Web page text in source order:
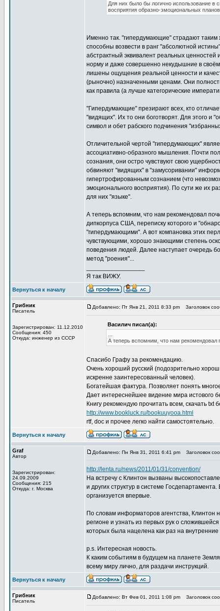
Для них было бы логично использование в
восприятия образно-эмоциональных
Именно так. "гипердумающие" страдают
способны возвести в ранг "абсолютной
абстрактный эквивалент реальных ценностей
норму и даже совершенно некудышние в
лишены ощущения реальной ценности и
(рыночно) назначенными ценами. Они
как правила (а лучше категорические
"Гипердумающие" презирают всех, кто
"видящих". Их то они боготворят. Для этого и
символ и обет рабского подчинения
Отличительной чертой "гипердумающих"
ассоциативно-образного мышления. Почти
сознания, они остро чувствуют свою
обвиняют "видящих" в "замусоривании"
гипертрофированным сознанием (что
эмоционального восприятия). По сути же их
для них "языке".
А теперь вспомним, что нам рекомендовал
дипкорпуса США, переписку которого и
"гипердумающими". А вот компановка этих
чувствующими, хорошо знающими степень
поведения людей. Далее наступает очередь
метод "роения"...
Я так ВИЖУ.
Вернуться к началу
Грибник
Писатель
Зарегистрирован: 11.12.2010
Сообщения: 450
Откуда: инженер из СССР
Добавлено: Пт Янв 21, 2011 8:33 pm Заголовок
Василич писал(а):
А теперь вспомним, что нам
Спасибо Графу за рекомендацию.
Очень хороший русский (подозрительно
искренне заинтересованный человек).
Богатейшая фактура. Позволяет понять
Дает интереснейшее видение мира истового
Книгу рекомендую прочитать всем, скачать txt
http://www.bookluck.ru/bookuuyooa.html
rtf, doc и прочее легко найти самостоятельно.
Вернуться к началу
Graf
Автор
Зарегистрирован:
24.09.2009
Сообщения: 215
Откуда: г. Москва
Добавлено: Пн Янв 31, 2011 6:41 pm Заголовок
http://lenta.ru/news/2011/01/31/convention/
На встречу с Клинтон вызваны
и других структур в системе
организуется впервые.
По словам информаторов агентства,
регионе и узнать из первых рук о
которых была нацелена как раз на
p.s. Интересная новость.
К каким событиям в будущем на планете
всему миру лично, для раздачи инструкций.
Вернуться к началу
Грибник
Писатель
Добавлено: Вт Фев 01, 2011 1:08 pm Заголовок